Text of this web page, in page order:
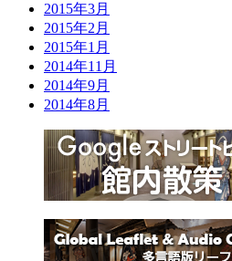
2015年3月
2015年2月
2015年1月
2014年11月
2014年9月
2014年8月